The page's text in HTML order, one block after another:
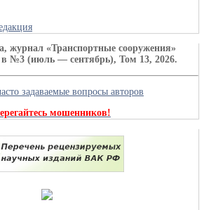
журнал «Транспортные сооружения»
в №3 (июль — сентябрь), Том 13, 2026.
задаваемые вопросы авторов
мошенников!